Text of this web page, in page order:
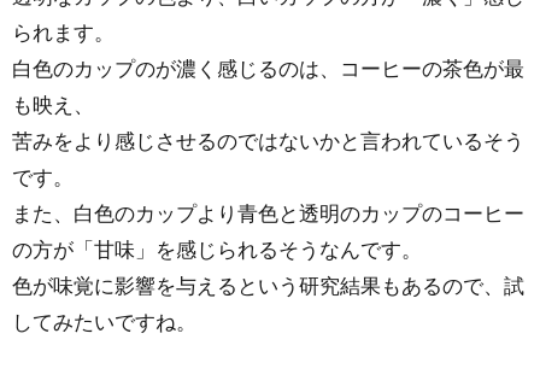
られます。
白色のカップのが濃く感じるのは、コーヒーの茶色が最
も映え、
苦みをより感じさせるのではないかと言われているそう
です。
また、白色のカップより青色と透明のカップのコーヒー
の方が「甘味」を感じられるそうなんです。
色が味覚に影響を与えるという研究結果もあるので、試
してみたいですね。